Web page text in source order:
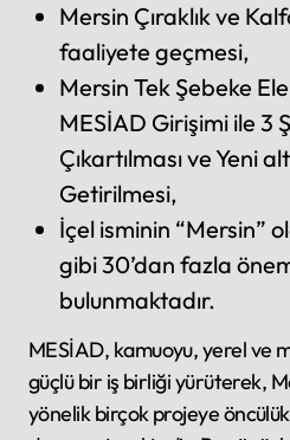
Mersin Çıraklık ve
faaliyete geçmesi,
Mersin Tek Şebeke
MESİAD Girişimi ile 3
Çıkartılması ve Yeni
Getirilmesi,
İçel isminin “Mersin”
gibi 30’dan fazla
bulunmaktadır.
MESİAD, kamuoyu, yerel ve
güçlü bir iş birliği yürüterek,
yönelik birçok projeye